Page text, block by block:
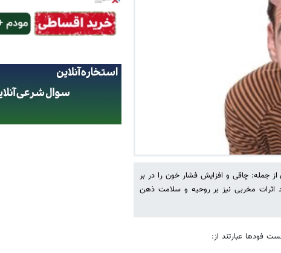
جمله: چاقی و افزایش فشار خون را در بر
اثرات مخربی نیز بر روحیه و سلامت ذهن
فودها عبارتند از: